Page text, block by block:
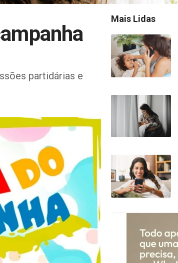
partidárias e
Mais Lidas